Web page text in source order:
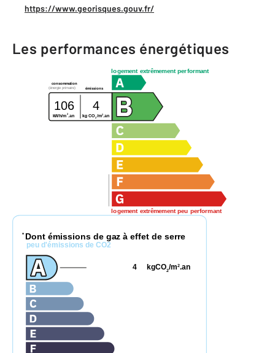
https://www.georisques.gouv.fr/
Les performances énergétiques
logement extrêmement performant
logement extrêmement peu performant
consommation
émissions
(énergie primaire)
106 4
kWh/m 2.an kg CO2/m2.an
* Dont émissions de gaz à effet de serre
peu d'émissions de CO2
kgCO2/m2.an
4